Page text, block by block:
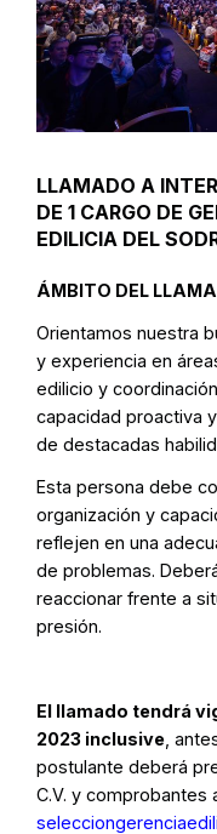
LLAMADO A
DE 1 CARGO DE
EDILICIA DEL
ÁMBITO DEL
Orientamos nuestra
y experiencia en
edilicio y
capacidad proactiva
de destacadas
Esta persona debe
organización y
reflejen en una
de problemas.
reaccionar frente a
presión.
El llamado tendrá
2023 inclusive ,
postulante deberá
C.V. y comprobantes